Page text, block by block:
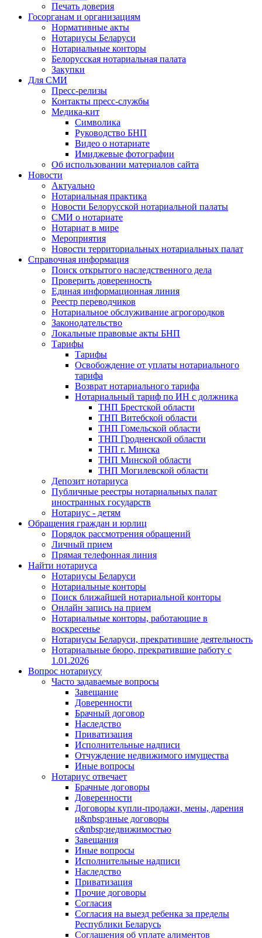
Печать доверия
Госорганам и организациям
Нормативные акты
Нотариусы Беларуси
Нотариальные конторы
Белорусская нотариальная палата
Закупки
Для СМИ
Пресс-релизы
Контакты пресс-службы
Медика-кит
Символика
Руководство БНП
Видео о нотариате
Имиджевые фотографии
Об использовании материалов сайта
Новости
Актуально
Нотариальная практика
Новости Белорусской нотариальной палаты
СМИ о нотариате
Нотариат в мире
Мероприятия
Новости территориальных нотариальных палат
Справочная информация
Поиск открытого наследственного дела
Проверить доверенность
Единая информационная линия
Реестр переводчиков
Нотариальное обслуживание агрогородков
Законодательство
Локальные правовые акты БНП
Тарифы
Тарифы
Освобождение от уплаты нотариального
тарифа
Возврат нотариального тарифа
Нотариальный тариф по ИН с должника
ТНП Брестской области
ТНП Витебской области
ТНП Гомельской области
ТНП Гродненской области
ТНП г. Минска
ТНП Минской области
ТНП Могилевской области
Депозит нотариуса
Публичные реестры нотариальных палат
иностранных государств
Нотариус - детям
Обращения граждан и юрлиц
Порядок рассмотрения обращений
Личный прием
Прямая телефонная линия
Найти нотариуса
Нотариусы Беларуси
Нотариальные конторы
Поиск ближайшей нотариальной конторы
Онлайн запись на прием
Нотариальные конторы, работающие в
воскресенье
Нотариусы Беларуси, прекратившие деятельность
Нотариальные бюро, прекратившие работу с
1.01.2026
Вопрос нотариусу
Часто задаваемые вопросы
Завещание
Доверенности
Брачный договор
Наследство
Приватизация
Исполнительные надписи
Отчуждение недвижимого имущества
Иные вопросы
Нотариус отвечает
Брачные договоры
Доверенности
Договоры купли-продажи, мены, дарения
и&nbsp;иные договоры
с&nbsp;недвижимостью
Завещания
Иные вопросы
Исполнительные надписи
Наследство
Приватизация
Прочие договоры
Согласия
Согласия на выезд ребенка за пределы
Республики Беларусь
Соглашения об уплате алиментов